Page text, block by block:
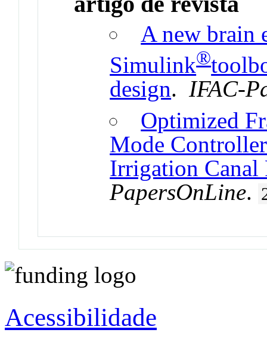
A new brain
Simulink®
design. IFAC-
Optimized
Mode
Irrigation Canal
PapersOnLine.
Acessibilidade